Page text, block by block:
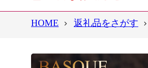
HOME 返礼品をさがす